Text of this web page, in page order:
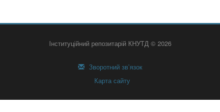
Інституційний репозитарій КНУТД © 2026
Зворотний зв’язок
Карта сайту